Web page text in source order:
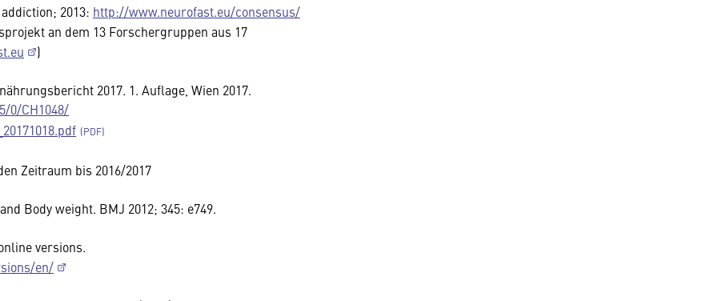
2013: http://www.neurofast.eu/consensus/
an dem 13 Forschergruppen aus 17
)
2017. 1. Auflage, Wien 2017.
0/CH1048/
Zeitraum bis 2016/2017
Body weight. BMJ 2012; 345: e749.
versions.
en/